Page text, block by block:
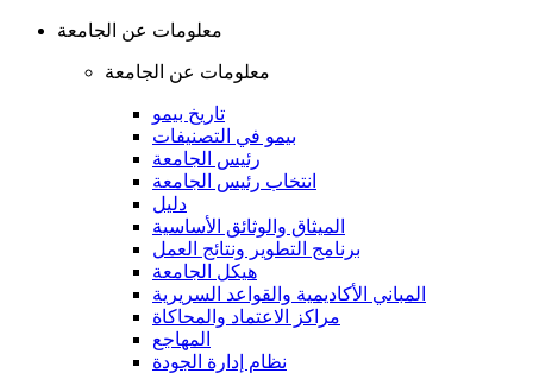
معلومات عن الجامعة
معلومات عن الجامعة
تاريخ بيمو
بيمو في التصنيفات
رئيس الجامعة
انتخاب رئيس الجامعة
دليل
الميثاق والوثائق الأساسية
برنامج التطوير ونتائج العمل
هيكل الجامعة
المباني الأكاديمية والقواعد السريرية
مراكز الاعتماد والمحاكاة
المهاجع
نظام إدارة الجودة